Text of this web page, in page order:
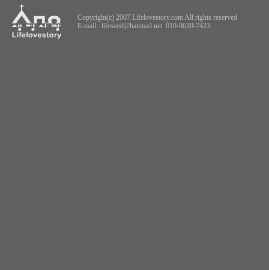
Copyright(c) 2007 Lifelovestory.com All rights reserved
E-mail : lifeseed@hanmail.net 010-9639-7423